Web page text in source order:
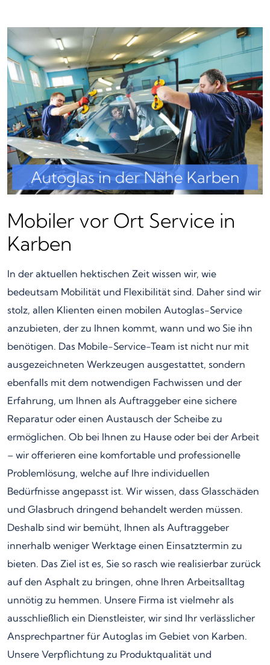
Mobiler vor Ort Service in
Karben
In der aktuellen hektischen Zeit wissen wir, wie
bedeutsam Mobilität und Flexibilität sind. Daher sind wir
stolz, allen Klienten einen mobilen Autoglas-Service
anzubieten, der zu Ihnen kommt, wann und wo Sie ihn
benötigen. Das Mobile-Service-Team ist nicht nur mit
ausgezeichneten Werkzeugen ausgestattet, sondern
ebenfalls mit dem notwendigen Fachwissen und der
Erfahrung, um Ihnen als Auftraggeber eine sichere
Reparatur oder einen Austausch der Scheibe zu
ermöglichen. Ob bei Ihnen zu Hause oder bei der Arbeit
– wir offerieren eine komfortable und professionelle
Problemlösung, welche auf Ihre individuellen
Bedürfnisse angepasst ist. Wir wissen, dass Glasschäden
und Glasbruch dringend behandelt werden müssen.
Deshalb sind wir bemüht, Ihnen als Auftraggeber
innerhalb weniger Werktage einen Einsatztermin zu
bieten. Das Ziel ist es, Sie so rasch wie realisierbar zurück
auf den Asphalt zu bringen, ohne Ihren Arbeitsalltag
unnötig zu hemmen. Unsere Firma ist vielmehr als
ausschließlich ein Dienstleister, wir sind Ihr verlässlicher
Ansprechpartner für Autoglas im Gebiet von Karben.
Unsere Verpflichtung zu Produktqualität und